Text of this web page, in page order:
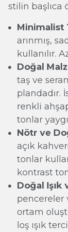
stilin başlıca
Minimalist
arınmış,
kullanılır.
Doğal
taş ve
plandadır.
renkli
tonlar
Nötr ve
açık
tonlar
kontrast
Doğal Işık
pencereler
ortam
loş ışık